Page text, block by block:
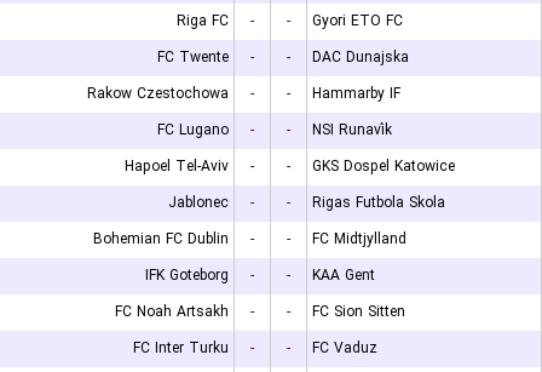
Riga FC
- -
Gyori ETO FC
FC Twente
- -
DAC Dunajska
Rakow Czestochowa
- -
Hammarby IF
FC Lugano
- -
NSI Runavík
Hapoel Tel-Aviv
- -
GKS Dospel Katowice
Jablonec
- -
Rigas Futbola Skola
Bohemian FC Dublin
- -
FC Midtjylland
IFK Goteborg
- -
KAA Gent
FC Noah Artsakh
- -
FC Sion Sitten
FC Inter Turku
- -
FC Vaduz